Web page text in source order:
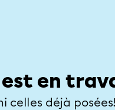
est en
celles déjà posées!